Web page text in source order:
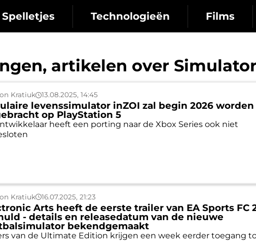
Spelletjes Technologieën Films
artikelen over
Kratiuk 13.08.2025, 14:45
levenssimulator inZOI zal begin 2026 worden
op PlayStation 5
heeft een porting naar de Xbox Series ook niet
Kratiuk 16.07.2025, 21:23
Arts heeft de eerste trailer van EA Sports FC
- details en releasedatum van de nieuwe
bekendgemaakt
van de Ultimate Edition krijgen een week eerder toegang